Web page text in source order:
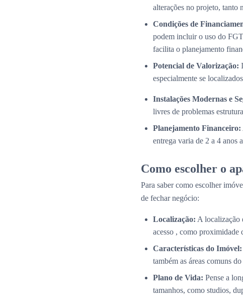
alterações no projeto, tanto
Condições de
podem incluir o uso do
facilita o planejamento
Potencial de Valorização:
especialmente se
Instalações Modernas e
livres de problemas
Planejamento Financeiro:
entrega varia de 2 a 4 anos
Como escolher o
Para saber como escolher
de fechar negócio:
Localização: A localização
acesso , como proximidade
Características do Imóvel:
também as áreas comuns
Plano de Vida: Pense a
tamanhos, como studios,